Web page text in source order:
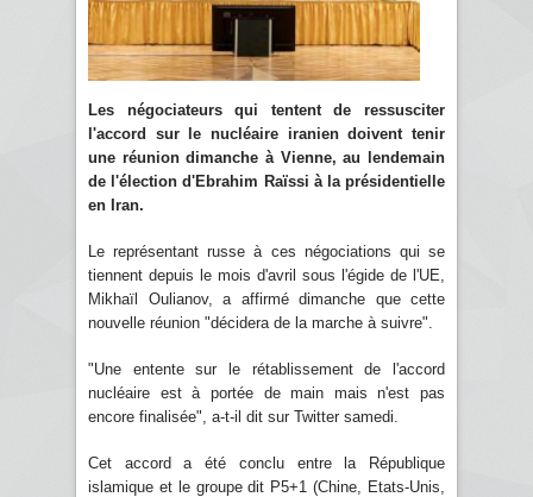
Les négociateurs qui tentent de ressusciter
l'accord sur le nucléaire iranien doivent tenir
une réunion dimanche à Vienne, au lendemain
de l'élection d'Ebrahim Raïssi à la présidentielle
en Iran.
Le représentant russe à ces négociations qui se
tiennent depuis le mois d'avril sous l'égide de l'UE,
Mikhaïl Oulianov, a affirmé dimanche que cette
nouvelle réunion "décidera de la marche à suivre".
"Une entente sur le rétablissement de l'accord
nucléaire est à portée de main mais n'est pas
encore finalisée", a-t-il dit sur Twitter samedi.
Cet accord a été conclu entre la République
islamique et le groupe dit P5+1 (Chine, Etats-Unis,